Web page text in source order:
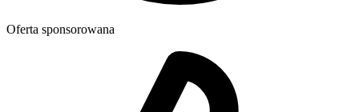
Oferta sponsorowana